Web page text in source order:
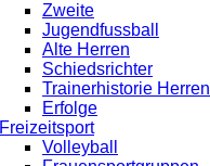
Zweite
Jugendfussball
Alte Herren
Schiedsrichter
Trainerhistorie Herren
Erfolge
Freizeitsport
Volleyball